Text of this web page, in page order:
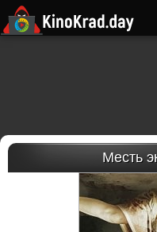
Месть